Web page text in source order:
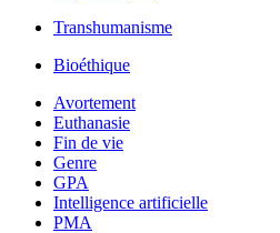
Transhumanisme
Bioéthique
Avortement
Euthanasie
Fin de vie
Genre
GPA
Intelligence artificielle
PMA